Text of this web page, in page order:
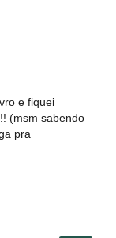
e fiquei
(msm sabendo
pra